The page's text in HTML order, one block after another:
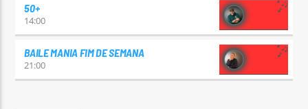
50+
14:00
BAILE MANIA FIM DE SEMANA
21:00